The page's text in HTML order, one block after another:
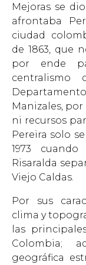
Mejoras se
afrontaba
ciudad
de 1863, que
por ende
centralismo
Manizales,
ni recursos
Pereira solo
1973
Risaralda
Viejo Caldas.
Por sus
clima y
las
Colombia;
geográfica